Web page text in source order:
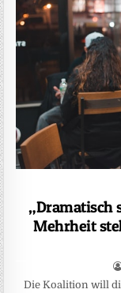
„Dramatisch
Mehrheit
Die Koalition will